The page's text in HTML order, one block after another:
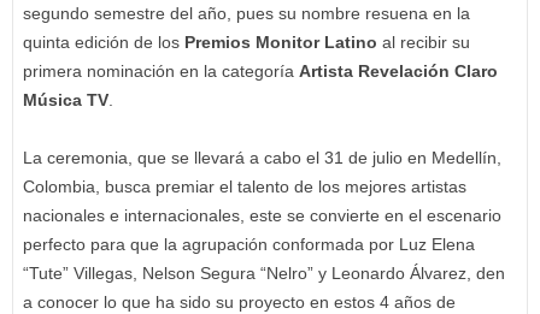
segundo semestre del año, pues su nombre resuena en la
quinta edición de los Premios Monitor Latino al recibir su
primera nominación en la categoría Artista Revelación Claro
Música TV
La ceremonia, que se llevará a cabo el 31 de julio en Medellín,
Colombia, busca premiar el talento de los mejores artistas
nacionales e internacionales, este se convierte en el escenario
perfecto para que la agrupación conformada por Luz Elena
“Tute” Villegas, Nelson Segura “Nelro” y Leonardo Álvarez, den
a conocer lo que ha sido su proyecto en estos 4 años de